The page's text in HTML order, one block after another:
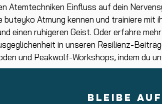
Atemtechniken Einfluss auf dein
Atmung kennen und trainiere mit
einen ruhigeren Geist. Oder erfahre
in unseren Resilienz-
und Peakwolf-Workshops, indem du
BLEIBE